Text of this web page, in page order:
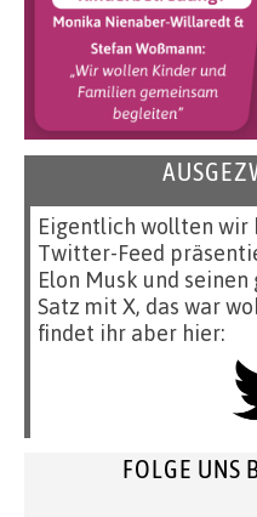
Eigentlich wollten wir
Twitter-Feed
Elon Musk und
Satz mit X, das war
findet ihr aber hier:
FOLGE UNS